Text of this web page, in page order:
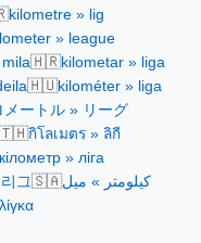
kilometre » lig
» league
🇭🇷kilometar » liga
🇭🇺kilométer » liga
メートル » リーグ
กิโลเมตร » ลิกี
» ліга
그🇸🇦كيلومتر » ميل